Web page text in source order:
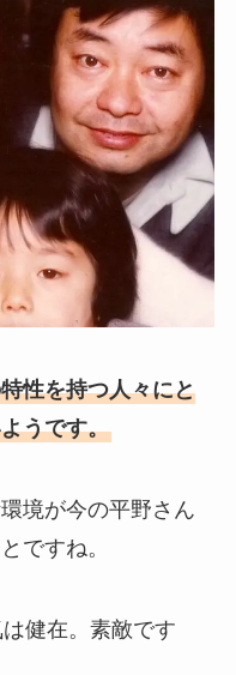
性を持つ人々にと
うです。
境が今の平野さん
ですね。
健在。素敵です